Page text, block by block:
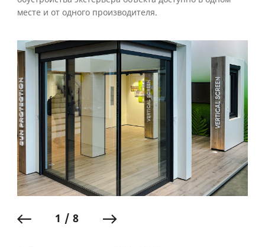
месте и от одного производителя.
1 / 8